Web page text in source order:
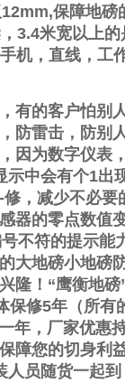
12mm,保障地磅
3.4米宽以上的
机，直线 ，工
有的客户怕别
防雷击，防别
因为数字仪表
示中会有个1出
-修，减少不必要
器的零点数值
不符的提示能
大地磅小地磅
隆！ “鹰衡地磅
保修5年（所有
年，厂家优惠
障您的切身利
人员随货一起